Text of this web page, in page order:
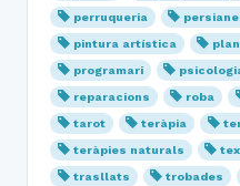
perruqueria
pintura artística
programari
reparacions
roba
tarot
teràpia
teràpies naturals
trasllats
trobades